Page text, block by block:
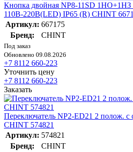
Кнопка двойная NP8-11SD 1НО+1НЗ
110В-220В(LED) IP65 (R) CHINT
Артикул: 667175
Бренд:
CHINT
Под заказ
Обновлено 09.08.2026
+7 8112 660-223
Уточнить цену
+7 8112 660-223
Заказать
Переключатель NP2-ED21 2 полож.
CHINT 574821
Артикул: 574821
Бренд:
CHINT